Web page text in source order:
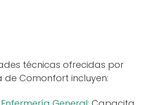
técnicas ofrecidas por
de Comonfort incluyen: